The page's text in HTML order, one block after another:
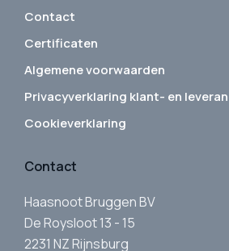
Contact
Certificaten
Algemene voorwaarden
Privacyverklaring klant- en
Cookieverklaring
Contact
Haasnoot Bruggen BV
De Roysloot 13 - 15
2231 NZ Rijnsburg